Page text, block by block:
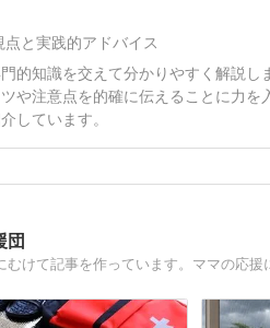
と実践的アドバイス
的知識を交えて分かりやすく解説
や注意点を的確に伝えることに力を
しています。
団
けて記事を作っています。ママの応援